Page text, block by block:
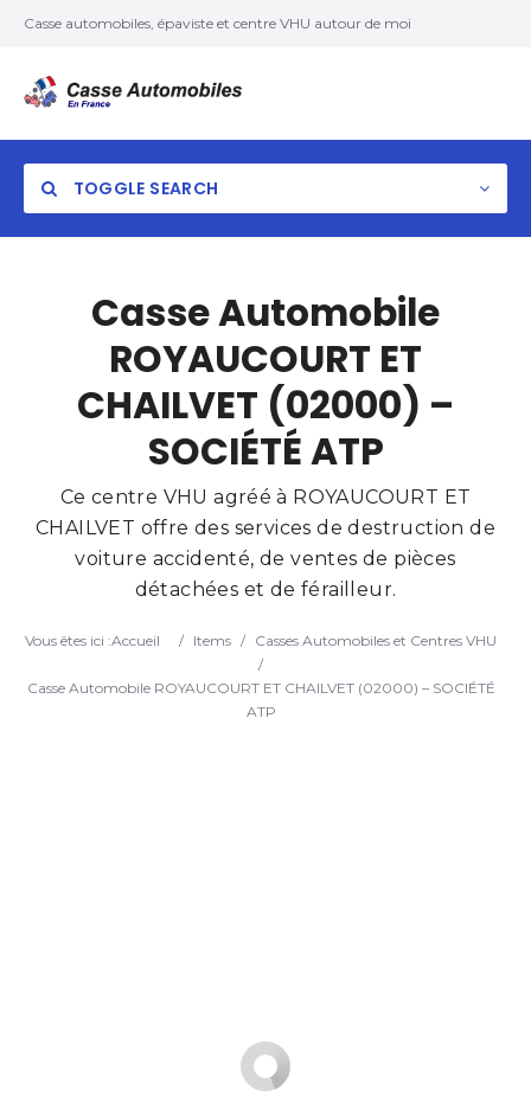
Casse automobiles, épaviste et centre VHU autour de moi
TOGGLE SEARCH
Search
Casse Automobile
ROYAUCOURT ET
CHAILVET (02000) –
SOCIÉTÉ ATP
Ce centre VHU agréé à ROYAUCOURT ET
CHAILVET offre des services de destruction de
voiture accidenté, de ventes de pièces
détachées et de férailleur.
Vous êtes ici :Accueil / Items / Casses Automobiles et Centres VHU
/
Casse Automobile ROYAUCOURT ET CHAILVET (02000) – SOCIÉTÉ
ATP